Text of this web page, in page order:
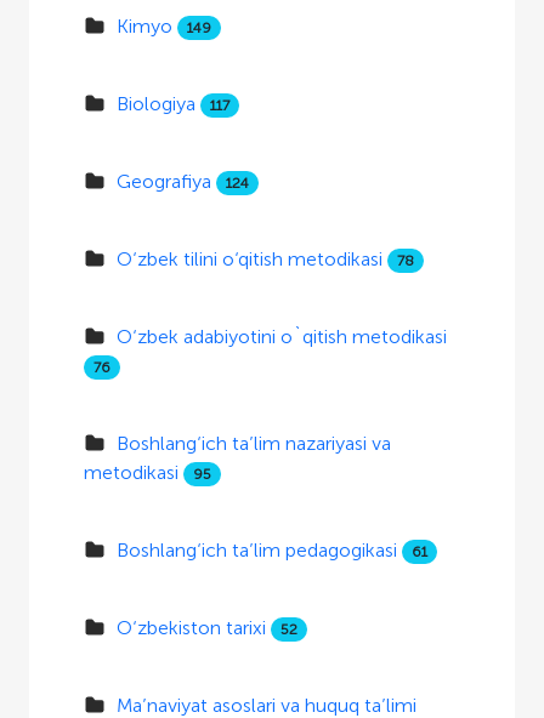
Kimyo 149
Biologiya 117
Geografiya 124
O‘zbek tilini o‘qitish metodikasi 78
O‘zbek adabiyotini o`qitish metodikasi
76
Boshlang‘ich ta’lim nazariyasi va
metodikasi
95
Boshlang‘ich ta’lim pedagogikasi 61
O‘zbekiston tarixi 52
Ma’naviyat asoslari va huquq ta’limi